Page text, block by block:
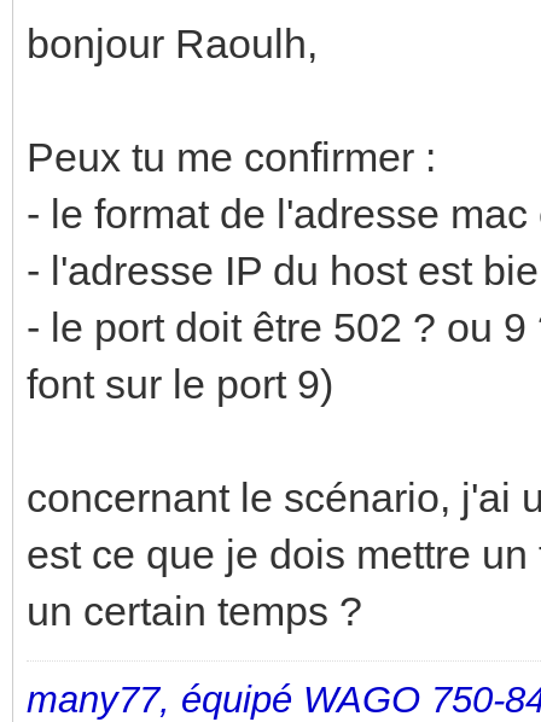
bonjour Raoulh,
Peux tu me confirmer :
- le format de l'adresse
- l'adresse IP du host est
- le port doit être 502 ? ou
font sur le port 9)
concernant le scénario, j'ai
est ce que je dois mettre
un certain temps ?
many77, équipé WAGO 750-